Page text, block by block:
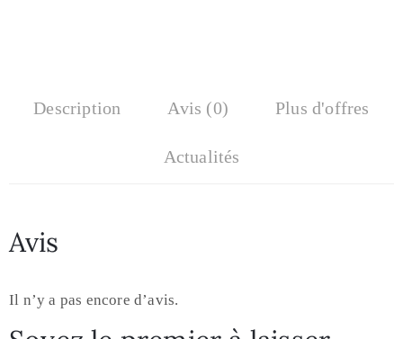
Description Avis (0) Plus d'offres
Actualités
Avis
Il n’y a pas encore d’avis.